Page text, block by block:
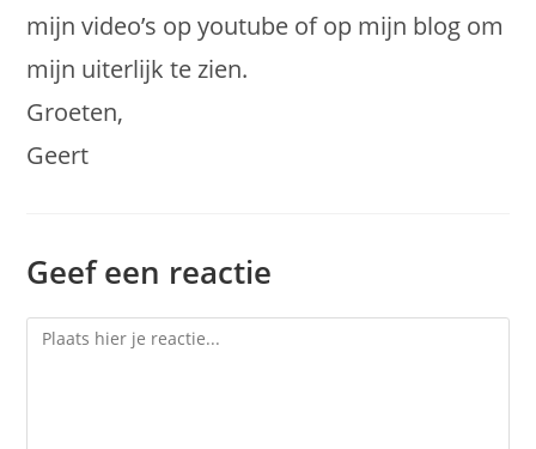
mijn video’s op youtube of op mijn blog om
mijn uiterlijk te zien.
Groeten,
Geert
Geef een reactie
Reactie